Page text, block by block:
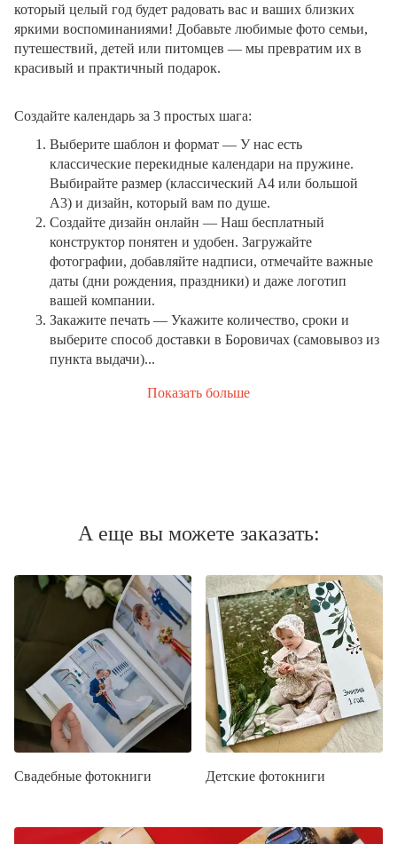
который целый год будет радовать вас и ваших близких
яркими воспоминаниями! Добавьте любимые фото семьи,
путешествий, детей или питомцев — мы превратим их в
красивый и практичный подарок.
Создайте календарь за 3 простых шага:
Выберите шаблон и формат — У нас есть
классические перекидные календари на пружине.
Выбирайте размер (классический A4 или большой
A3) и дизайн, который вам по душе.
Создайте дизайн онлайн — Наш бесплатный
конструктор понятен и удобен. Загружайте
фотографии, добавляйте надписи, отмечайте важные
даты (дни рождения, праздники) и даже логотип
вашей компании.
Закажите печать — Укажите количество, сроки и
выберите способ доставки в Боровичах (самовывоз из
пункта выдачи)...
Показать больше
А еще вы можете заказать:
Свадебные фотокниги Детские фотокниги